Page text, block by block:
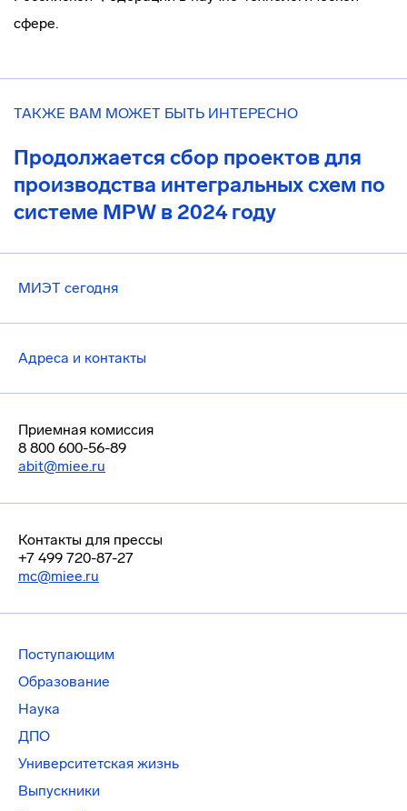
сфере.
ТАКЖЕ ВАМ МОЖЕТ БЫТЬ ИНТЕРЕСНО
Продолжается сбор проектов для
производства интегральных схем по
системе MPW в 2024 году
МИЭТ сегодня
Адреса и контакты
Приемная комиссия
8 800 600-56-89
abit@miee.ru
Контакты для прессы
+7 499 720-87-27
mc@miee.ru
Поступающим
Образование
Наука
ДПО
Университетская жизнь
Выпускники